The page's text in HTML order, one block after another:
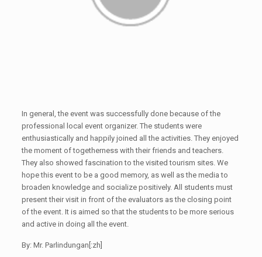
In general, the event was successfully done because of the
professional local event organizer. The students were
enthusiastically and happily joined all the activities. They enjoyed
the moment of togetherness with their friends and teachers.
They also showed fascination to the visited tourism sites. We
hope this event to be a good memory, as well as the media to
broaden knowledge and socialize positively. All students must
present their visit in front of the evaluators as the closing point
of the event. It is aimed so that the students to be more serious
and active in doing all the event.
By: Mr. Parlindungan[:zh]